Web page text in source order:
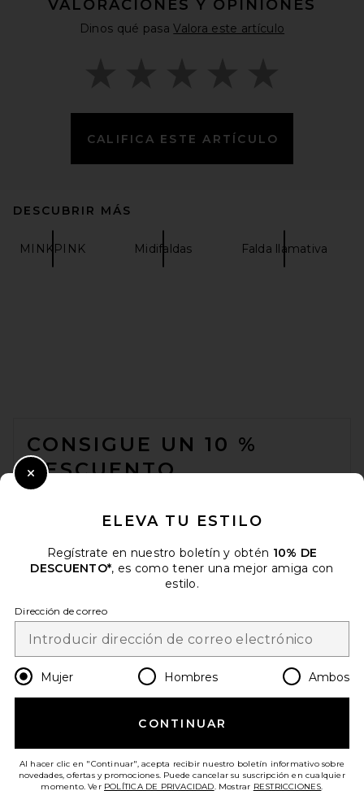
SIR. Freja Midi Skirt in Rosetta
SIR. Roxane Skirt in Cloud
VALORACIONES Y OPINIONES
Dinos qué pasaValora este artículo
CALIFICA ESTE ARTÍCULO
DESCUBRIR MÁS
MINKPINK Midifaldas Falda llamativa
CONSIGUE UN 10 %
DESCUENTO
electrónico. Puede retirarse en cualquier momento.
Email Address
Change Country Regions
es USD
¡AYÚDANOS A MEJORAR!
ELEVA TU ESTILO
Regístrate en nuestro boletín y obtén 10% DE
DESCUENTO*, es como tener una mejor amiga con
estilo.
Dirección de correo
Mujer Hombres Ambos
CONTINUAR
Al hacer clic en "Continuar", acepta recibir nuestro boletín informativo sobre
novedades, ofertas y promociones. Puede cancelar su suscripción en cualquier
momento. Ver POLÍTICA DE PRIVACIDAD. Mostrar RESTRICCIONES.
Close Modal